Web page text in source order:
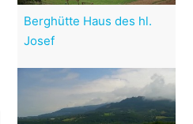
Berghütte Haus des hl.
Josef